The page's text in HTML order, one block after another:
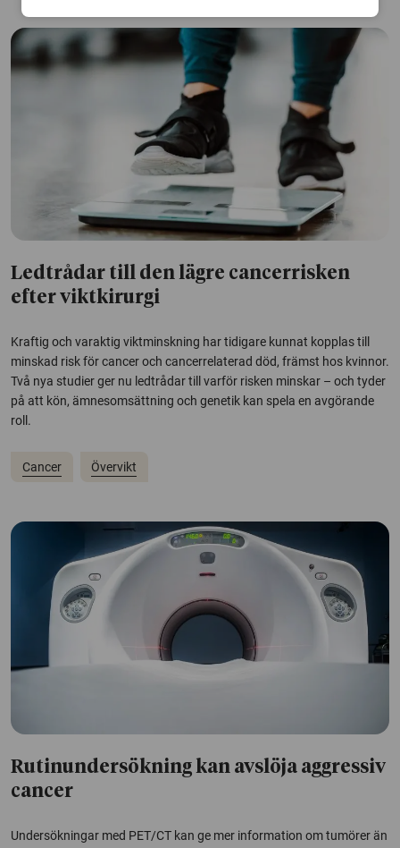
Ledtrådar till den lägre cancerrisken
efter viktkirurgi
Kraftig och varaktig viktminskning har tidigare kunnat kopplas till
minskad risk för cancer och cancerrelaterad död, främst hos kvinnor.
Två nya studier ger nu ledtrådar till varför risken minskar – och tyder
på att kön, ämnesomsättning och genetik kan spela en avgörande
roll.
Cancer Övervikt
Rutinundersökning kan avslöja aggressiv
cancer
Undersökningar med PET/CT kan ge mer information om tumörer än